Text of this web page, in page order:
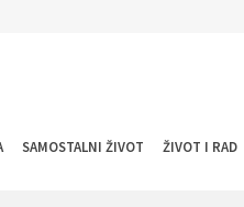
SAMOSTALNI ŽIVOT ŽIVOT I RAD